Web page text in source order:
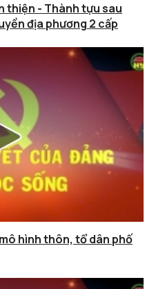
thiện - Thành tựu sau
địa phương 2 cấp
hình thôn, tổ dân phố